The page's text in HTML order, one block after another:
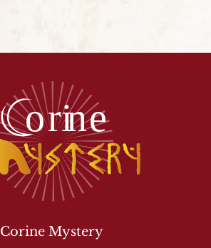
Corine Mystery